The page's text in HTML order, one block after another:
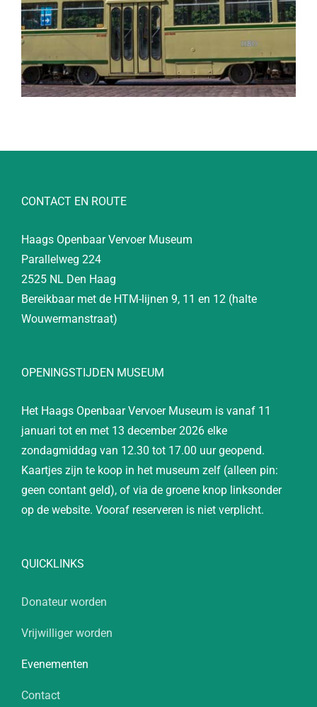
CONTACT EN ROUTE
Haags Openbaar Vervoer Museum
Parallelweg 224
2525 NL Den Haag
Bereikbaar met de HTM-lijnen 9, 11 en 12 (halte
Wouwermanstraat)
OPENINGSTIJDEN MUSEUM
Het Haags Openbaar Vervoer Museum is vanaf 11
januari tot en met 13 december 2026 elke
zondagmiddag van 12.30 tot 17.00 uur geopend.
Kaartjes zijn te koop in het museum zelf (alleen pin:
geen contant geld), of via de groene knop linksonder
op de website. Vooraf reserveren is niet verplicht.
QUICKLINKS
Donateur worden
Vrijwilliger worden
Evenementen
Contact